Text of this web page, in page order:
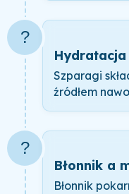
?
Szparagi
źródłem
?
Błonnik a
Błonnik